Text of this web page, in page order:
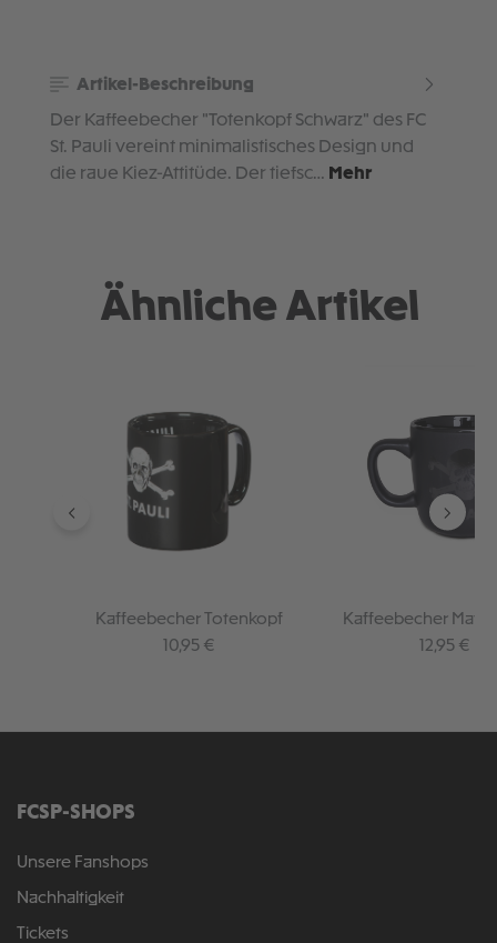
Artikel-Beschreibung
Der Kaffeebecher "Totenkopf Schwarz" des FC
St. Pauli vereint minimalistisches Design und
die raue Kiez-Attitüde. Der tiefsc… Mehr
Ähnliche Artikel
Kaffeebecher Totenkopf
Regulärer Preis:
10,95 €
Kaffeebecher
Regulärer
12,95 €
FCSP-SHOPS
Unsere Fanshops
Nachhaltigkeit
Tickets